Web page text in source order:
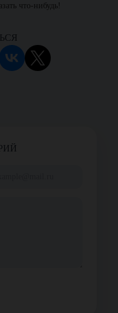
что-нибудь!